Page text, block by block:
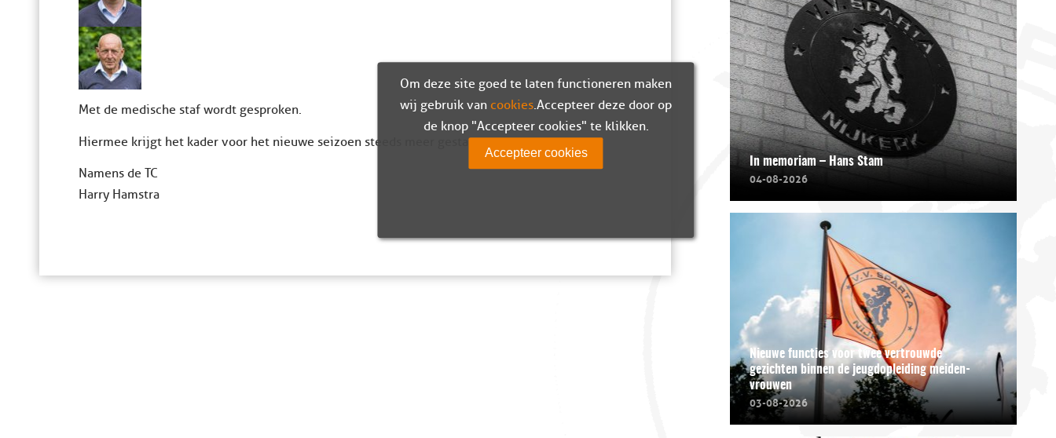
Met de medische staf wordt gesproken.
Hiermee krijgt het kader voor het nieuwe seizoen steeds meer gestalte.
Namens de TC
Harry Hamstra
In memoriam – Hans Stam
04-08-2026
Nieuwe functies voor twee vertrouwde
gezichten binnen de jeugdopleiding meiden-
vrouwen
03-08-2026
Om deze site goed te laten functioneren maken
wij gebruik van cookies. Accepteer deze door op
de knop "Accepteer cookies" te klikken.
Accepteer cookies